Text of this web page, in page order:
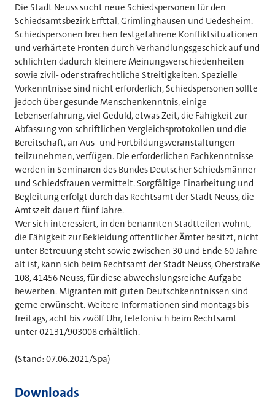
Die Stadt Neuss sucht neue Schiedspersonen für den
Schiedsamtsbezirk Erfttal, Grimlinghausen und Uedesheim.
Schiedspersonen brechen festgefahrene Konfliktsituationen
und verhärtete Fronten durch Verhandlungsgeschick auf und
schlichten dadurch kleinere Meinungsverschiedenheiten
sowie zivil- oder strafrechtliche Streitigkeiten. Spezielle
Vorkenntnisse sind nicht erforderlich, Schiedspersonen sollte
jedoch über gesunde Menschenkenntnis, einige
Lebenserfahrung, viel Geduld, etwas Zeit, die Fähigkeit zur
Abfassung von schriftlichen Vergleichsprotokollen und die
Bereitschaft, an Aus- und Fortbildungsveranstaltungen
teilzunehmen, verfügen. Die erforderlichen Fachkenntnisse
werden in Seminaren des Bundes Deutscher Schiedsmänner
und Schiedsfrauen vermittelt. Sorgfältige Einarbeitung und
Begleitung erfolgt durch das Rechtsamt der Stadt Neuss, die
Amtszeit dauert fünf Jahre.
Wer sich interessiert, in den benannten Stadtteilen wohnt,
die Fähigkeit zur Bekleidung öffentlicher Ämter besitzt, nicht
unter Betreuung steht sowie zwischen 30 und Ende 60 Jahre
alt ist, kann sich beim Rechtsamt der Stadt Neuss, Oberstraße
108, 41456 Neuss, für diese abwechslungsreiche Aufgabe
bewerben. Migranten mit guten Deutschkenntnissen sind
gerne erwünscht. Weitere Informationen sind montags bis
freitags, acht bis zwölf Uhr, telefonisch beim Rechtsamt
unter 02131/903008 erhältlich.
(Stand: 07.06.2021/Spa)
Downloads